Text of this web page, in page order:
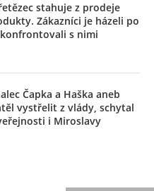
stahuje z prodeje
Zákazníci je házeli po
s nimi
Čapka a Haška aneb
vystřelit z vlády, schytal
i Miroslavy